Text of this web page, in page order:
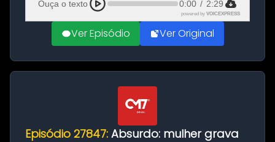
Ouça o texto 0:00 / 2:29
powered by VOICEXPRESS
Ver Episódio Ver Original
Episódio 27847: Absurdo: mulher grava